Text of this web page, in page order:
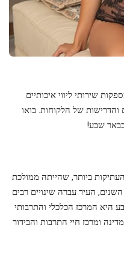
שירותי ליווי איכותיים
והדרישות של הלקוחות. בואו
בבאר שבע!
ביותר, שהייתה ממולכת
העיר עברה שינויים רבים
היא המרכז הכלכלי והתרבותי
ומרכז חיי התרבות והבידור